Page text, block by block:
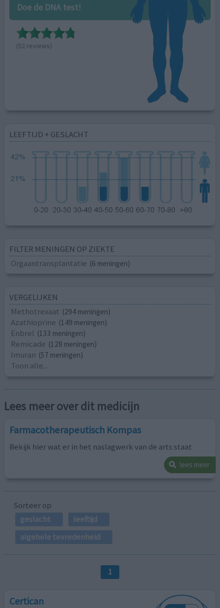
Doe de DNA test!
(52 reviews)
LEEFTIJD + GESLACHT
FILTER MENINGEN OP ZIEKTE
Orgaantransplantatie (6 meningen)
VERGELIJKEN
Methotrexaat (294 meningen)
Azathioprine (149 meningen)
Enbrel (133 meningen)
Remicade (128 meningen)
Imuran (57 meningen)
Toon alle...
Lees meer over dit medicijn
Farmacotherapeutisch Kompas
Bekijk hier wat er in het naslagwerk van de arts staat
lees meer
Sorteer op
geslacht
leeftijd
algehele tevredenheid
1
Certican